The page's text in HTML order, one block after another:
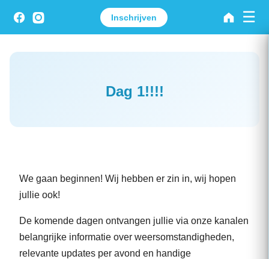
Inschrijven ☰
Dag 1!!!!
We gaan beginnen! Wij hebben er zin in, wij hopen
jullie ook!
De komende dagen ontvangen jullie via onze kanalen
belangrijke informatie over weersomstandigheden,
relevante updates per avond en handige